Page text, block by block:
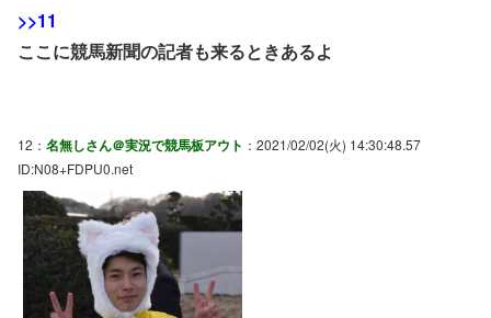
>>11
ここに競馬新聞の記者も来るときあるよ
12： 名無しさん＠実況で競馬板アウト ：2021/02/02(火) 14:30:48.57
ID:N08+FDPU0.net